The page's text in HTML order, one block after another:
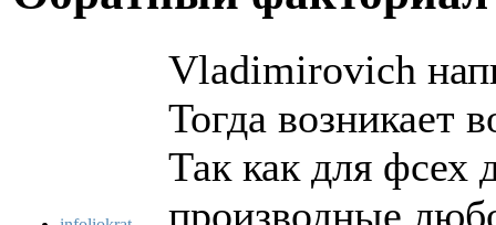
Vladimirovich
Тогда возникает
Так как для фсех
производные